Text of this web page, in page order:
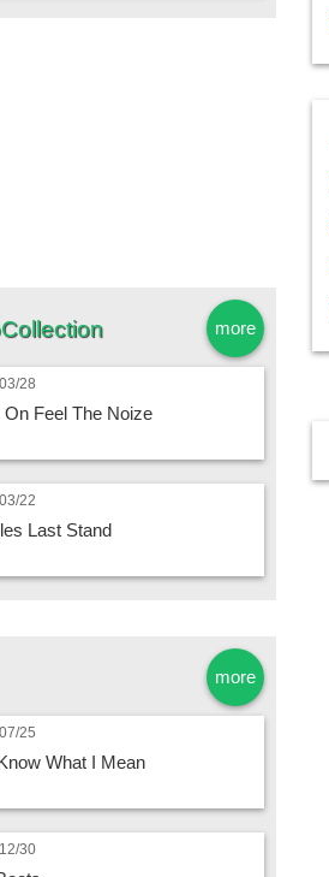
more
28
Feel The Noize
22
Last Stand
more
25
What I Mean
30